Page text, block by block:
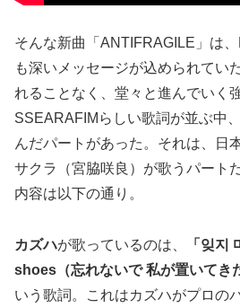
そんな新曲「ANTIFRAGILE」は
も深いメッセージが込められてい
れることなく、堂々と進んでいく
SSEARAFIMらしい歌詞が並ぶ中
んだパートがあった。それは、日
サクラ（宮脇咲良）が歌うパート
内容は以下の通り。
カズハが歌っているのは、
「잊지
shoes（忘れないで 私が置いてき
いう歌詞。これはカズハがプロの